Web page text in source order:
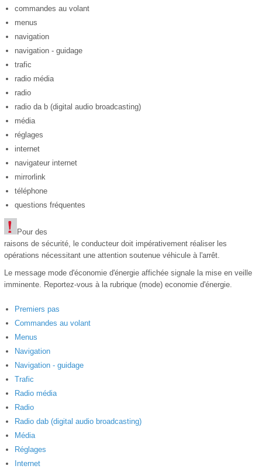
commandes au volant
menus
navigation
navigation - guidage
trafic
radio média
radio
radio da b (digital audio broadcasting)
média
réglages
internet
navigateur internet
mirrorlink
téléphone
questions fréquentes
Pour des
raisons de sécurité, le conducteur doit impérativement réaliser les
opérations nécessitant une attention soutenue véhicule à l'arrêt.
Le message mode d'économie d'énergie affichée signale la mise en veille
imminente. Reportez-vous à la rubrique (mode) economie d'énergie.
Premiers pas
Commandes au volant
Menus
Navigation
Navigation - guidage
Trafic
Radio média
Radio
Radio dab (digital audio broadcasting)
Média
Réglages
Internet